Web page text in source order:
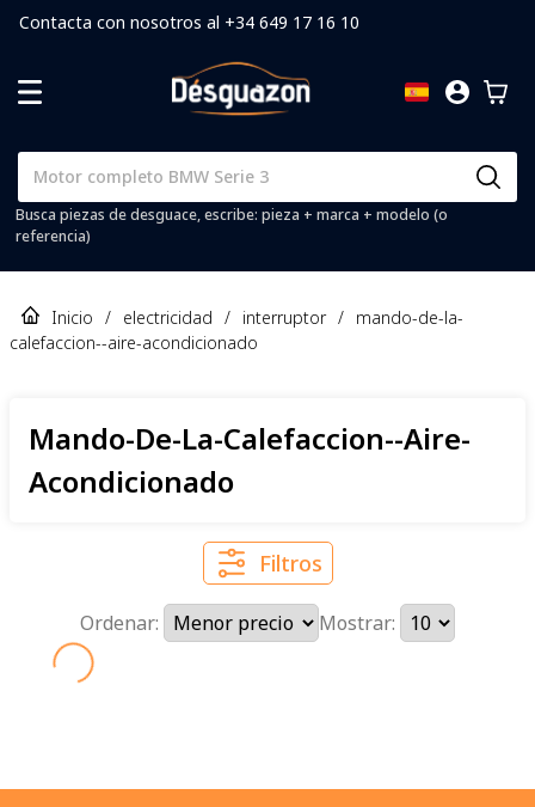
Contacta con nosotros al +34 649 17 16 10
Busca piezas de desguace, escribe: pieza + marca + modelo (o
referencia)
Inicio / electricidad / interruptor / mando-de-la-
calefaccion--aire-acondicionado
Mando-De-La-Calefaccion--aire-
Acondicionado
Filtros
Ordenar: Mostrar: